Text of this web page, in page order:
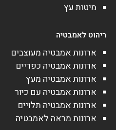
מיטות עץ
ריהוט לאמבטיה
ארונות אמבטיה מעוצבים
ארונות אמבטיה כפריים
ארונות אמבטיה מעץ
ארונות אמבטיה עם כיור
ארונות אמבטיה תלויים
ארונות מראה לאמבטיה